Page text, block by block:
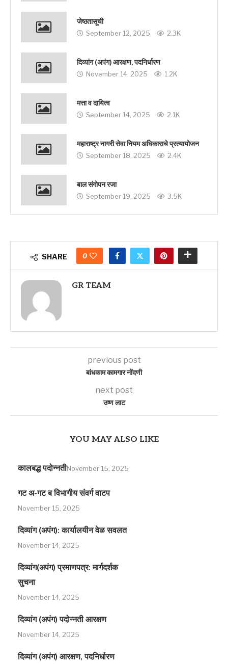
जेष्ठतासूची
September 12, 2025 2.3K
दिव्यांग (अपंग) आरक्षण, पदनिर्धारण
November 14, 2025 1.2K
मत्ता व दायित्व
September 14, 2025 2.1K
महाराष्ट्र नागरी सेवा नियम अधिकाराचे प्रत्यायोजन
September 18, 2025 2.4K
बाल संगोपन रजा
September 19, 2025 3.5K
SHARE 0
GR TEAM
previous post
बांधकाम कामगार नोंदणी
next post
उष्ण लाट
YOU MAY ALSO LIKE
कालबद्ध पदोन्नतीNovember 15, 2025
गट अ-गट ब विभागीय संवर्ग वाटप
November 15, 2025
दिव्यांग (अपंग): कार्यालयीन वेळ सवलत
November 14, 2025
दिव्यांग(अपंग) प्रमाणपत्र: मार्गदर्शक
सुचना
November 14, 2025
दिव्यांग (अपंग) पदोन्नती आरक्षण
November 14, 2025
दिव्यांग (अपंग) आरक्षण, पदनिर्धारण